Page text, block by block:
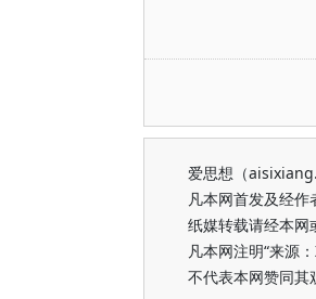
爱思想（
凡本网首发及经
纸媒转载请经本网
凡本网注明“来源
不代表本网赞同其